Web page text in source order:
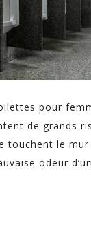
pour
de grands
touchent le mur
odeur